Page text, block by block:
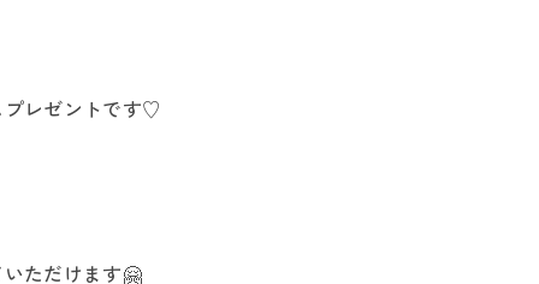
プレゼントです♡
ただけます🤗